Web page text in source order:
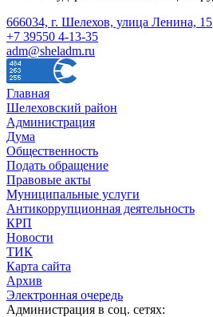
666034, г. Шелехов, улица Ленина, 15
+7 39550 4-13-35
adm@sheladm.ru
Главная
Шелеховский район
Администрация
Дума
Общественность
Подать обращение
Правовые акты
Муниципальные услуги
Антикоррупционная деятельность
КРП
Новости
ТИК
Карта сайта
Архив
Электронная очередь
Администрация в соц. сетях: